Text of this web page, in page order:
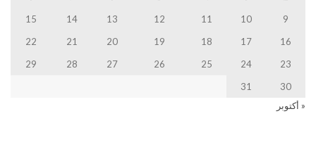
9
10
11
12
13
14
15
16
17
18
19
20
21
22
23
24
25
26
27
28
29
30
31
« أكتوبر